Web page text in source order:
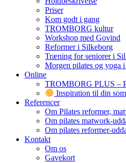
Priser
Kom godt i gang
TROMBORG kultur
Workshop med Govind
Reformer i Silkeborg
Træning for seniorer i
Morgen pilates og yoga
Online
TROMBORG PLUS –
Inspiration til din
Referencer
Om Pilates reformer,
Om pilates matwork-
Om pilates reformer-
Kontakt
Om os
Gavekort